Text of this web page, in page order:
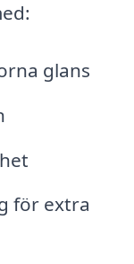
glans
för extra